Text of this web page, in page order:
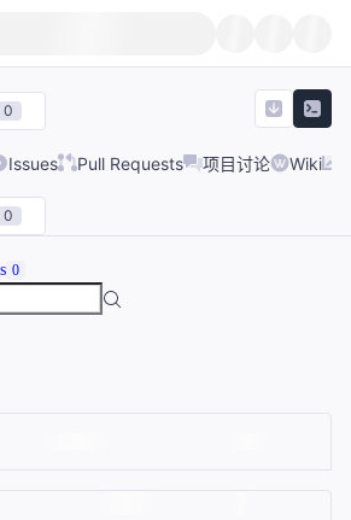
0
Issues Pull Requests 项目讨论 Wiki
0
0